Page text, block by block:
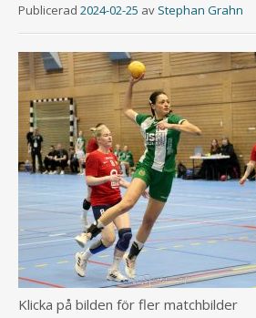
Publicerad 2024-02-25 av Stephan Grahn
Klicka på bilden för fler matchbilder